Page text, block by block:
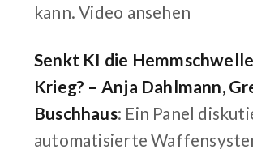
kann.Video ansehen
Senkt KI die
Krieg? – Anja Dahlmann,
Buschhaus: Ein Panel
automatisierte